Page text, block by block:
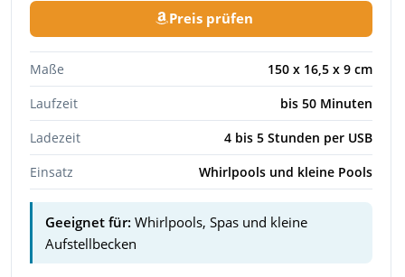
Preis prüfen
Maße
150 x 16,5 x 9 cm
Laufzeit
bis 50 Minuten
Ladezeit
4 bis 5 Stunden per USB
Einsatz
Whirlpools und kleine Pools
Geeignet für: Whirlpools, Spas und kleine
Aufstellbecken